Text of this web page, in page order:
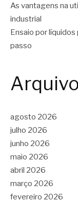
As vantagens na
industrial
Ensaio por
passo
agosto 2026
julho 2026
junho 2026
maio 2026
abril 2026
março 2026
fevereiro 2026